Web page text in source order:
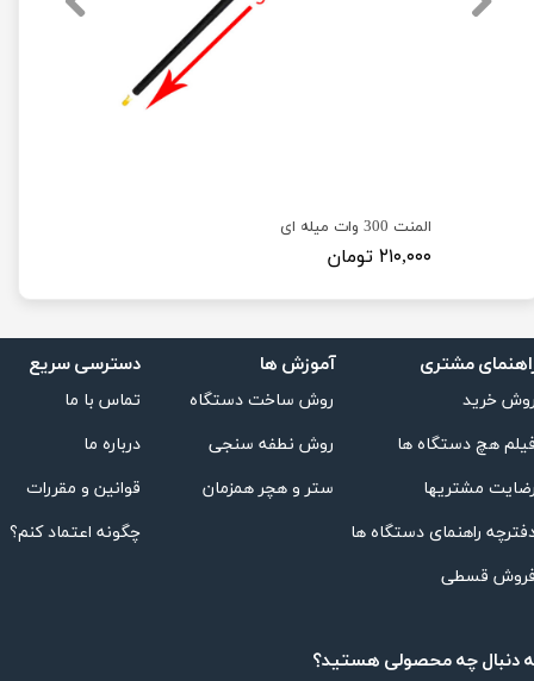
★★★
★★★
المنت 300 وات میله ای
۲۱۰,۰۰۰ تومان
مشتری
خرید
هچ دستگاه ها
مشتریها
راهنمای دستگاه ها
قسطی
آموزش ها
روش ساخت دستگاه
روش نطفه سنجی
ستر و هچر همزمان
دسترسی سریع
تماس با ما
درباره ما
قوانین و مقررات
چگونه اعتماد کنم؟
دنبال چه محصولی هستید؟